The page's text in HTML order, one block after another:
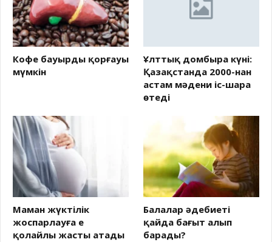
Кофе бауырды қорғауы
мүмкін
Ұлттық домбыра күні:
Қазақстанда 2000-нан
астам мәдени іс-шара
өтеді
Маман жүктілік
жоспарлауға ең
қолайлы жасты атады
Балалар әдебиеті
қайда бағыт алып
барады?